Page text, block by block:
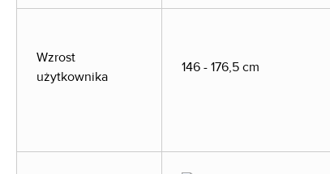
Wzrost
użytkownika
146 - 176,5 cm